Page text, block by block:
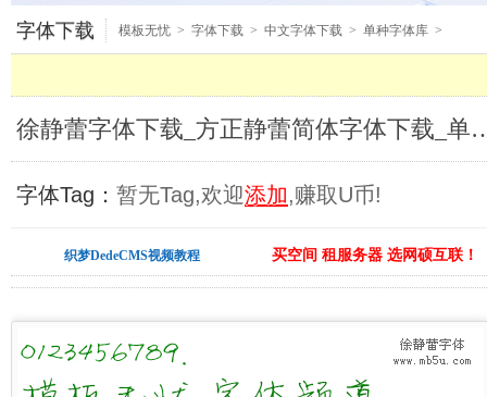
字体下载 模板无忧 > 字体下载 > 中文字体下载 > 单种字体库 >
徐静蕾字体下载_方正
字体Tag： 暂无Tag,欢迎添加,赚取U币!
织梦DedeCMS视频教程 买空间 租服务器 选网硕互联！